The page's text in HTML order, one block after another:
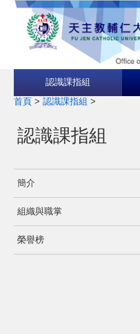
認識課指組
首頁 > 認識課指組 >
認識課指組
簡介
組織與職掌
榮譽榜